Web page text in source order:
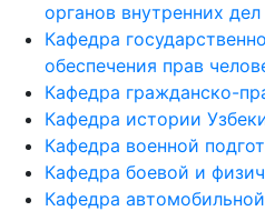
органов внутренних дел
Кафедра
обеспечения прав
Кафедра гражданско-
Кафедра истории
Кафедра военной
Кафедра боевой и
Кафедра